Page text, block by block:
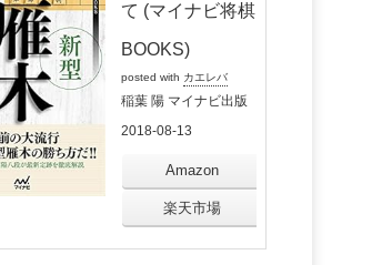
て (マイナビ将棋
BOOKS)
posted with カエレバ
稲葉 陽 マイナビ出版
2018-08-13
Amazon
楽天市場